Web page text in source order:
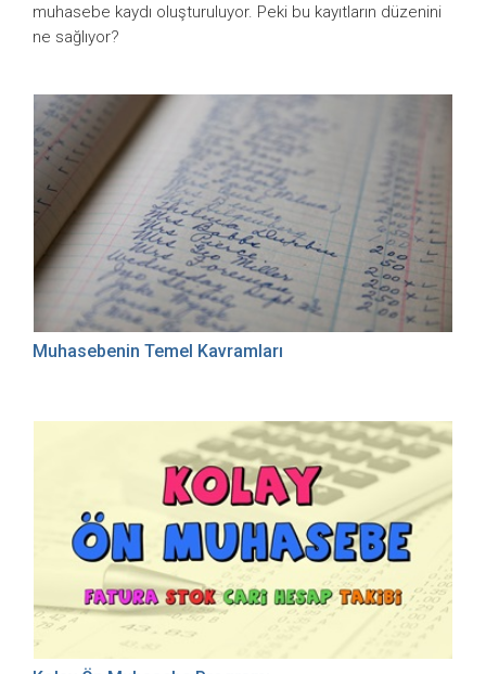
muhasebe kaydı oluşturuluyor. Peki bu kayıtların düzenini
ne sağlıyor?
Muhasebenin Temel Kavramları